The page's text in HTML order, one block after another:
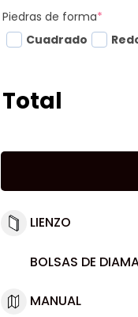
Piedras de forma*
Cuadrado
Total
LIENZO
BOLSAS DE
MANUAL